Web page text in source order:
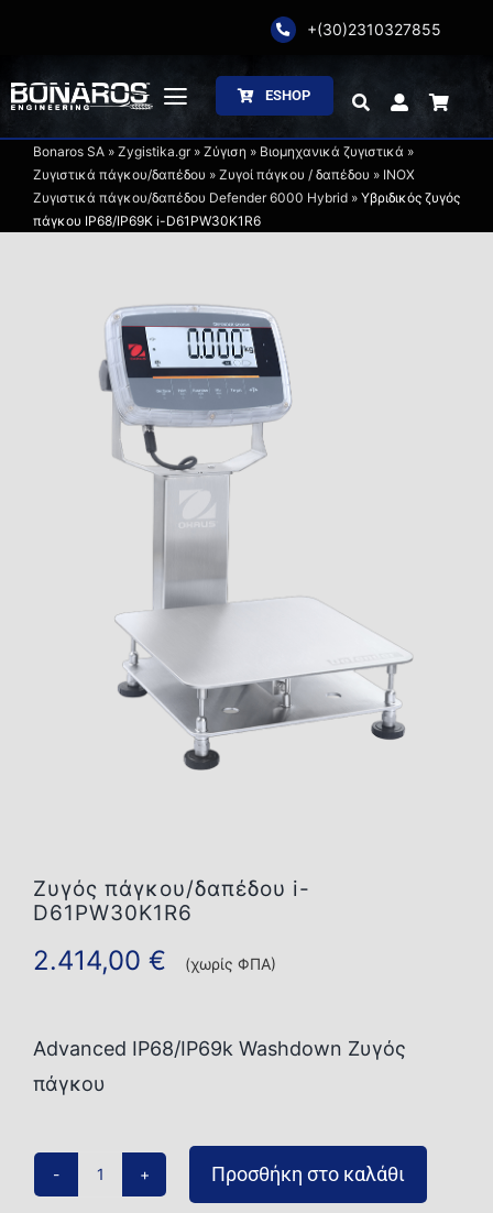
content
+(30)2310327855
Toggle
Navigation
Αρχική
Η Εταιρία
Συσκευασία
Επεξεργασία
ESHOP
Bonaros SA» Zygistika.gr» Ζύγιση » Βιομηχανικά ζυγιστικά »
Ζυγιστικά πάγκου/δαπέδου » Ζυγοί πάγκου / δαπέδου » INOX
Ζυγιστικά πάγκου/δαπέδου Defender 6000 Hybrid» Υβριδικός ζυγός
πάγκου IP68/IP69K i-D61PW30K1R6
Ζυγός πάγκου/δαπέδου i-
D61PW30K1R6
2.414,00 € (χωρίς ΦΠΑ)
Advanced IP68/IP69k Washdown Ζυγός
πάγκου
Προσθήκη στο καλάθι